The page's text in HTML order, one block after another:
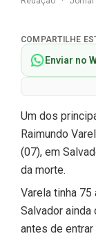
COMPARTILHE
Enviar no
Um dos
Raimundo
(07), em
da morte.
Varela tinha 75
Salvador ainda
antes de